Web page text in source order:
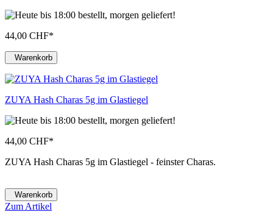
44,00 CHF*
Warenkorb
ZUYA Hash Charas 5g im Glastiegel
44,00 CHF*
ZUYA Hash Charas 5g im Glastiegel - feinster Charas.
Warenkorb
Zum Artikel